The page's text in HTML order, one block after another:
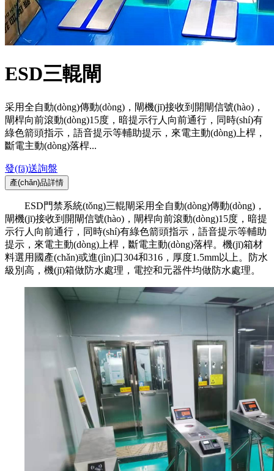
ESD三輥閘
采用全自動(dòng)傳動(dòng)，閘機(jī)接收到開閘信號(hào)，
閘桿向前滾動(dòng)15度，暗提示行人向前通行，同時(shí)有
綠色箭頭指示，語音提示等輔助提示，來電主動(dòng)上桿，
斷電主動(dòng)落桿...
發(fā)送詢盤
產(chǎn)品詳情
ESD門禁系統(tǒng)三輥閘采用全自動(dòng)傳動(dòng)，
閘機(jī)接收到開閘信號(hào)，閘桿向前滾動(dòng)15度，暗提
示行人向前通行，同時(shí)有綠色箭頭指示，語音提示等輔助
提示，來電主動(dòng)上桿，斷電主動(dòng)落桿。 機(jī)箱材
料選用國產(chǎn)或進(jìn)口304和316，厚度1.5mm以上。防水
級別高，機(jī)箱做防水處理，電控和元器件均做防水處理。